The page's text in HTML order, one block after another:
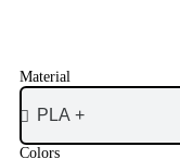
Material
Colors